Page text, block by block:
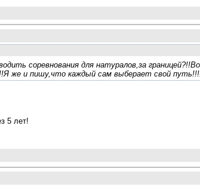
соревнования для натуралов,за
же и пишу,что каждый сам выберает свой
5 лет!